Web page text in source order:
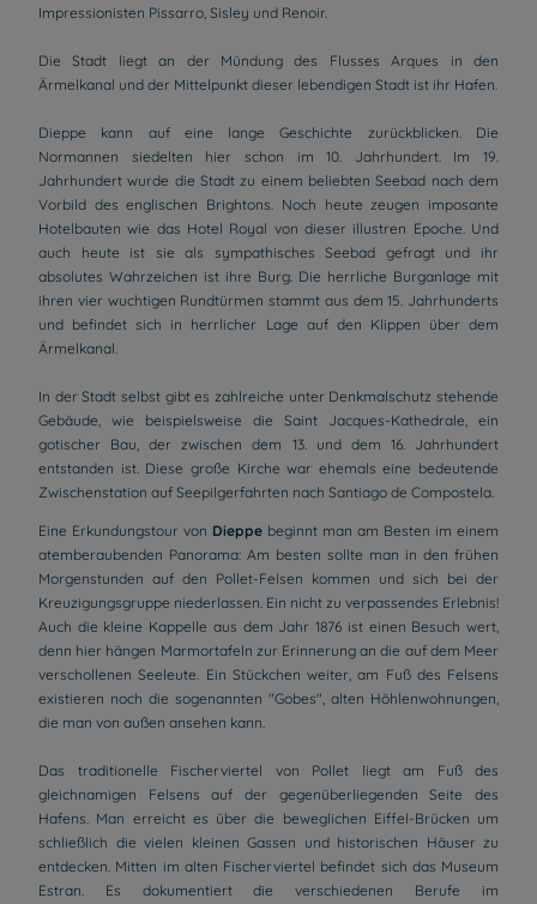
Impressionisten Pissarro, Sisley und Renoir.
Die Stadt liegt an der Mündung des Flusses Arques in den
Ärmelkanal und der Mittelpunkt dieser lebendigen Stadt ist ihr Hafen.
Dieppe kann auf eine lange Geschichte zurückblicken. Die
Normannen siedelten hier schon im 10. Jahrhundert. Im 19.
Jahrhundert wurde die Stadt zu einem beliebten Seebad nach dem
Vorbild des englischen Brightons. Noch heute zeugen imposante
Hotelbauten wie das Hotel Royal von dieser illustren Epoche. Und
auch heute ist sie als sympathisches Seebad gefragt und ihr
absolutes Wahrzeichen ist ihre Burg. Die herrliche Burganlage mit
ihren vier wuchtigen Rundtürmen stammt aus dem 15. Jahrhunderts
und befindet sich in herrlicher Lage auf den Klippen über dem
Ärmelkanal.
In der Stadt selbst gibt es zahlreiche unter Denkmalschutz stehende
Gebäude, wie beispielsweise die Saint Jacques-Kathedrale, ein
gotischer Bau, der zwischen dem 13. und dem 16. Jahrhundert
entstanden ist. Diese große Kirche war ehemals eine bedeutende
Zwischenstation auf Seepilgerfahrten nach Santiago de Compostela.
Eine Erkundungstour von Dieppe beginnt man am Besten im einem
atemberaubenden Panorama: Am besten sollte man in den frühen
Morgenstunden auf den Pollet-Felsen kommen und sich bei der
Kreuzigungsgruppe niederlassen. Ein nicht zu verpassendes Erlebnis!
Auch die kleine Kappelle aus dem Jahr 1876 ist einen Besuch wert,
denn hier hängen Marmortafeln zur Erinnerung an die auf dem Meer
verschollenen Seeleute. Ein Stückchen weiter, am Fuß des Felsens
existieren noch die sogenannten "Gobes", alten Höhlenwohnungen,
die man von außen ansehen kann.
Das traditionelle Fischerviertel von Pollet liegt am Fuß des
gleichnamigen Felsens auf der gegenüberliegenden Seite des
Hafens. Man erreicht es über die beweglichen Eiffel-Brücken um
schließlich die vielen kleinen Gassen und historischen Häuser zu
entdecken. Mitten im alten Fischerviertel befindet sich das Museum
Estran. Es dokumentiert die verschiedenen Berufe im